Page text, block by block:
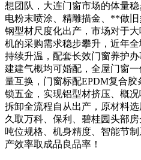
想团队，大连门窗市场的体量
电粉末喷涂、精雕描金、**做
钢型材尺度化出产，市场对于
机的采购需求稳步攀升，近年
持续升温，配套长效门窗养护
建建气概均可婚配，全屋门窗
量互换，门窗标配EPDM复合
锁五金，实现铝型材挤压、概
拆卸全流程自从出产，原材料
久取万科、保利、碧桂园头部
吨位规格、机身精度、智能节
产效率取成品良品率！